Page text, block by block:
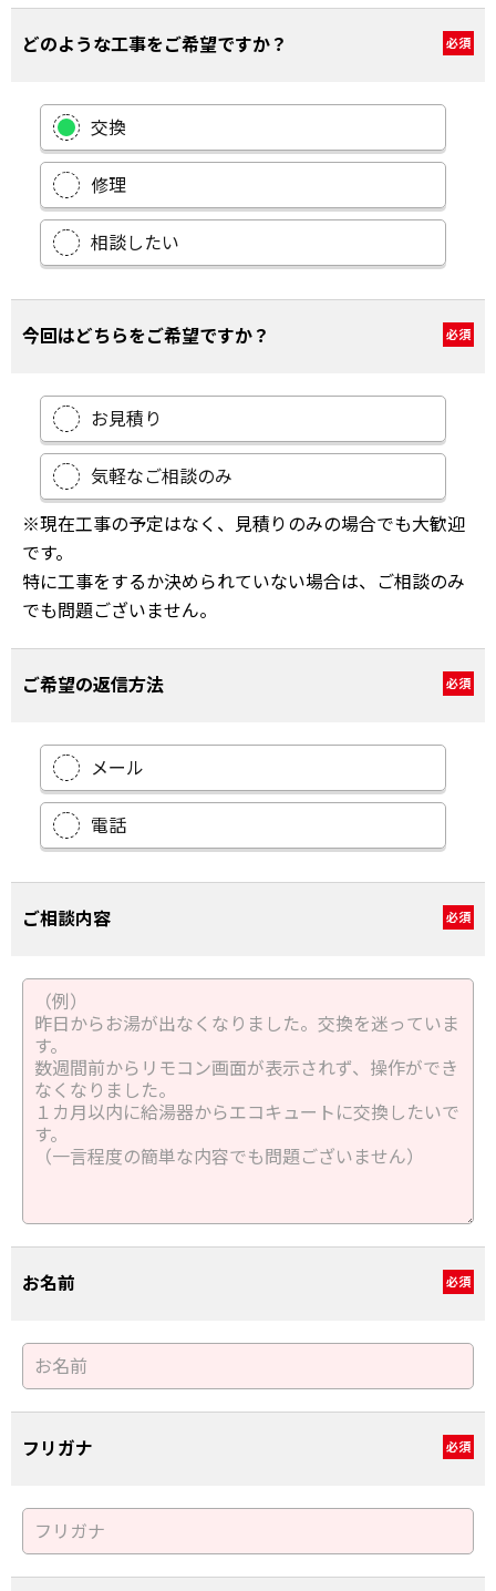
どのような工事をご希望ですか？ 必須
交換
修理
相談したい
今回はどちらをご希望ですか？ 必須
お見積り
気軽なご相談のみ
※現在工事の予定はなく、見積りのみの場合でも大歓迎
です。
特に工事をするか決められていない場合は、ご相談のみ
でも問題ございません。
ご希望の返信方法 必須
メール
電話
ご相談内容 必須
お名前 必須
フリガナ 必須